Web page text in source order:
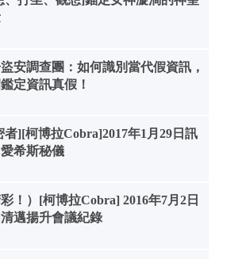
安調查團：如何識別當代假資訊，
定資訊真假！
者][柯博拉Cobra]2017年1月29日訊
希斯秘儀
彩！）[柯博拉Cobra] 2016年7月2日
邁揚升會議紀錄